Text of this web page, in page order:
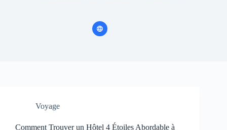
Voyage
Comment Trouver un Hôtel 4 Étoiles Abordable à